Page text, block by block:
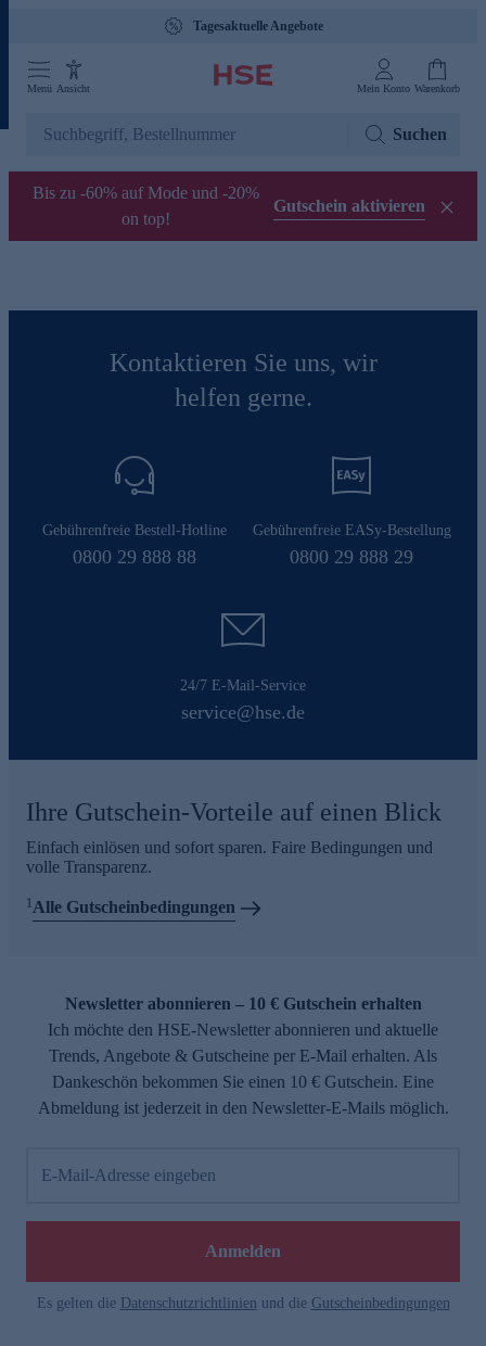
Tagesaktuelle Angebote
Menü Ansicht Mein Konto Warenkorb
Suchen
Bis zu -60% auf Mode und -20%
on top!
Gutschein aktivieren
Kontaktieren Sie uns, wir
helfen gerne.
Gebührenfreie Bestell-Hotline
0800 29 888 88
Gebührenfreie EASy-Bestellung
0800 29 888 29
24/7 E-Mail-Service
service@hse.de
Ihre Gutschein-Vorteile auf einen Blick
Einfach einlösen und sofort sparen. Faire Bedingungen und
volle Transparenz.
1Alle Gutscheinbedingungen
Newsletter abonnieren – 10 € Gutschein erhalten
Ich möchte den HSE-Newsletter abonnieren und aktuelle
Trends, Angebote & Gutscheine per E-Mail erhalten. Als
Dankeschön bekommen Sie einen 10 € Gutschein. Eine
Abmeldung ist jederzeit in den Newsletter-E-Mails möglich.
E-Mail-Adresse eingeben
Anmelden
Es gelten die Datenschutzrichtlinien und die Gutscheinbedingungen